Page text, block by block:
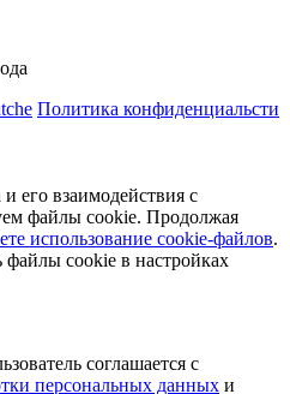
Политика конфиденциальсти
его взаимодействия с
файлы cookie. Продолжая
использование cookie-файлов.
cookie в настройках
соглашается с
персональных данных и